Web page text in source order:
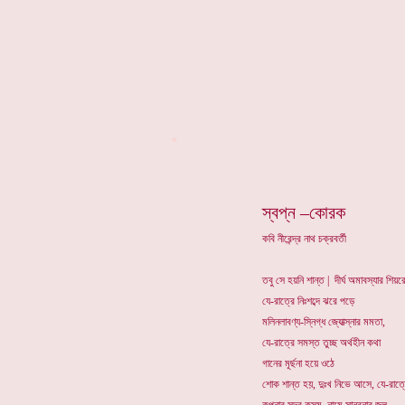
স্বপ্ন –কোরক
কবি নীরেন্দ্র নাথ চক্রবর্তী
তবু সে হয়নি শান্ত | দীর্ঘ অমাবস্যার শিয়রে
যে-রাত্রে নিঃশব্দে ঝরে পড়ে
মলিনলাবণ্য-স্নিগ্ধ জ্যোত্স্নার মমতা,
যে-রাত্রে সমস্ত তুচ্ছ অর্থহীন কথা
গানের মূর্ছনা হয়ে ওঠে
শোক শান্ত হয়, দুঃখ নিভে আসে, যে-